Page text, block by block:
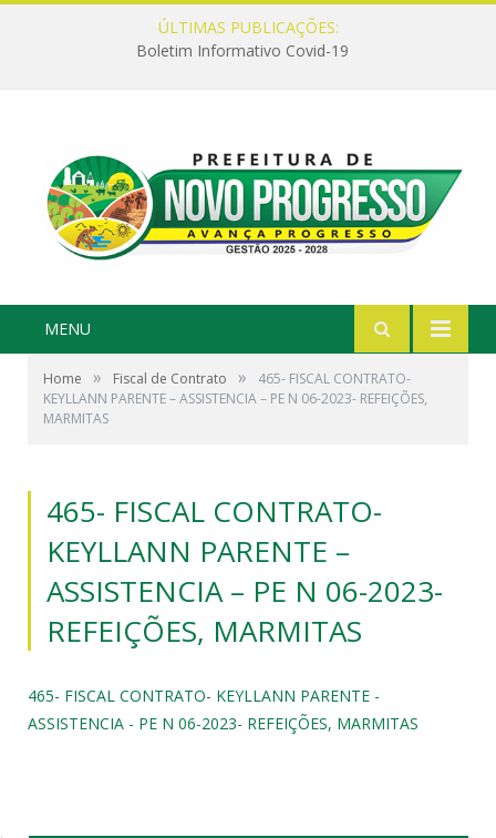
ÚLTIMAS PUBLICAÇÕES:
Boletim Informativo Covid-19
MENU
Home » Fiscal de Contrato »
465- FISCAL CONTRATO-
KEYLLANN PARENTE – ASSISTENCIA – PE N 06-2023- REFEIÇÕES,
MARMITAS
465- FISCAL CONTRATO-
KEYLLANN PARENTE –
ASSISTENCIA – PE N 06-2023-
REFEIÇÕES, MARMITAS
465- FISCAL CONTRATO- KEYLLANN PARENTE -
ASSISTENCIA - PE N 06-2023- REFEIÇÕES, MARMITAS